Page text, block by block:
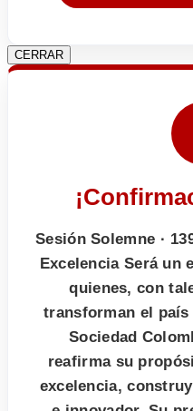
CERRAR
Sesión Solemne ·
Excelencia Será un
quienes, con
transforman el
Sociedad
reafirma su
excelencia,